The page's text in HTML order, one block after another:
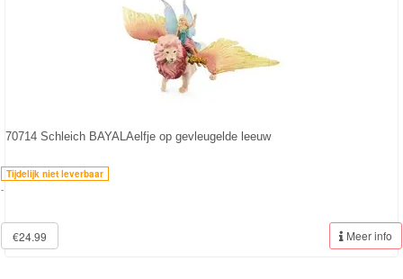
&
Puzzels
70714 Schleich BAYALAelfje op gevleugelde leeuw
Tijdelijk niet leverbaar
-
€24.99 Meer info